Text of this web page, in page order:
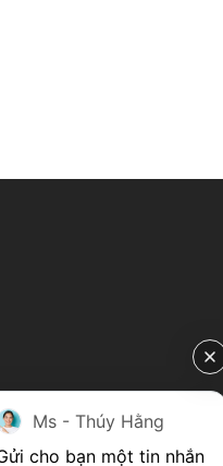
Ms - Thúy Hằng
cho bạn một tin nhắn